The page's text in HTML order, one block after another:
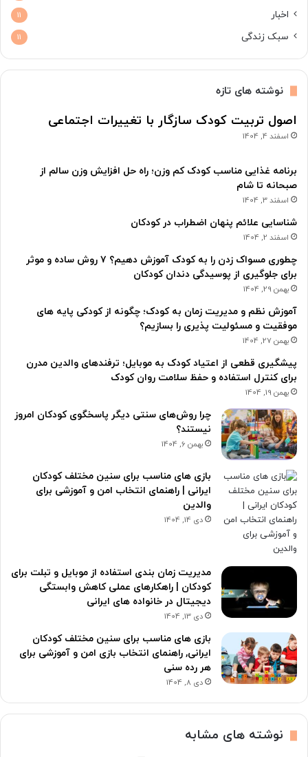
ی
ا
آ
اخبار 11
سبک زندگی 11
نوشته های تازه
اصول تربیت کودک سازگار با تغییرات اجتماعی
اسفند 4, 1404
برنامه غذایی مناسب کودک کم وزن؛ راه حل افزایش وزن سالم از
صبحانه تا شام
اسفند 3, 1404
شناسایی علائم پنهان اضطراب در کودکان
اسفند 2, 1404
چطوری مسواک زدن را به کودک آموزش دهیم؟ ۷ روش ساده و موثر
برای جلوگیری از پوسیدگی دندان کودکان
بهمن 29, 1404
آموزش نظم و مدیریت زمان به کودک؛ چگونه از کودکی پایه های
موفقیت و مسئولیت پذیری را بسازیم؟
بهمن 27, 1404
پیشگیری قطعی از اعتیاد کودک به موبایل؛ ترفندهای والدین مدرن
برای کنترل استفاده و حفظ سلامت روان کودک
بهمن 19, 1404
چرا روش‌های سنتی دیگر پاسخگوی کودکان امروز
نیستند؟
بهمن 6, 1404
بازی های مناسب برای سنین مختلف کودکان
ایرانی | راهنمای انتخاب امن و آموزشی برای
والدین
دی 14, 1404
مدیریت زمان بندی استفاده از موبایل و تبلت برای
کودکان | راهکارهای عملی کاهش وابستگی
دیجیتال در خانواده های ایرانی
دی 13, 1404
بازی های مناسب برای سنین مختلف کودکان
ایرانی, راهنمای انتخاب بازی امن و آموزشی برای
هر رده سنی
دی 8, 1404
نوشته های مشابه